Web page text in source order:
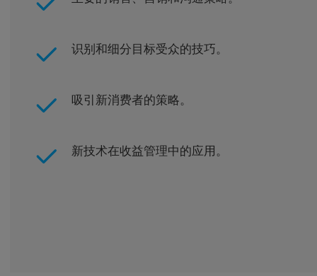
识别和细分目标受众的技巧。
吸引新消费者的策略。
新技术在收益管理中的应用。